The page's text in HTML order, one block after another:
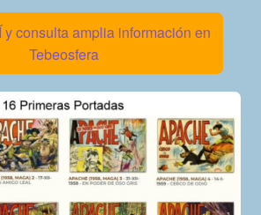
consulta amplia información en
Tebeosfera